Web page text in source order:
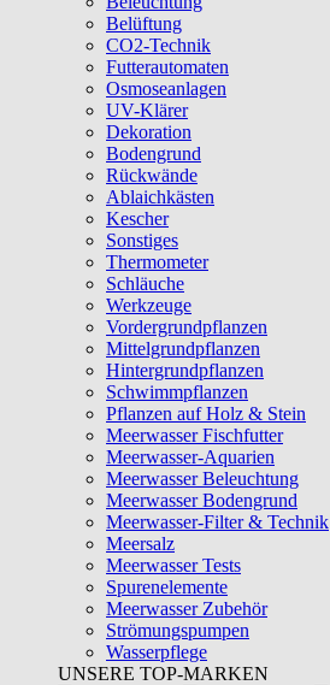
Belüftung
CO2-Technik
Futterautomaten
Osmoseanlagen
UV-Klärer
Dekoration
Bodengrund
Rückwände
Ablaichkästen
Kescher
Sonstiges
Thermometer
Schläuche
Werkzeuge
Vordergrundpflanzen
Mittelgrundpflanzen
Hintergrundpflanzen
Schwimmpflanzen
Pflanzen auf Holz & Stein
Meerwasser Fischfutter
Meerwasser-Aquarien
Meerwasser Beleuchtung
Meerwasser Bodengrund
Meerwasser-Filter & Technik
Meersalz
Meerwasser Tests
Spurenelemente
Meerwasser Zubehör
Strömungspumpen
Wasserpflege
UNSERE TOP-MARKEN